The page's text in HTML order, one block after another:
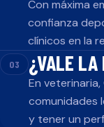
Con máxima
confianza
clínicos en la
03 ¿VALE LA
En
comunidades
y tener un